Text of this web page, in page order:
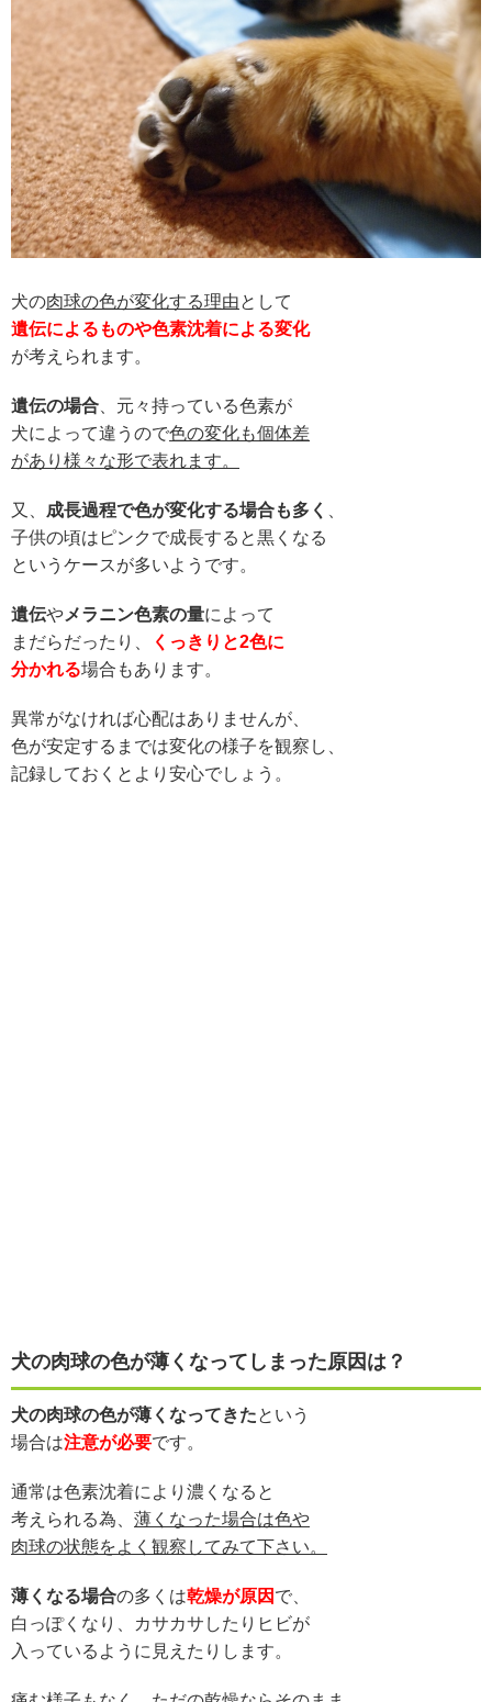
犬の肉球の色が変化する理由として
遺伝によるものや色素沈着による変化
が考えられます。
遺伝の場合 、元々持っている色素が
犬によって違うので色の変化も個体差
があり様々な形で表れます。
又、 成長過程で色が変化する場合も多く
子供の頃はピンクで成長すると黒くなる
というケースが多いようです。
遺伝やメラニン色素の量によって
まだらだったり、
くっきりと2色に
分かれる場合もあります。
異常がなければ心配はありませんが、
色が安定するまでは変化の様子を観察し、
記録しておくとより安心でしょう。
犬の肉球の色が薄くなってしまった原因は？
犬の肉球の色が薄くなってきたという
場合は注意が必要です。
通常は色素沈着により濃くなると
考えられる為、 薄くなった場合は色や
肉球の状態をよく観察してみて下さい。
薄くなる場合の多くは乾燥が原因 で、
白っぽくなり、カサカサしたりヒビが
入っているように見えたりします。